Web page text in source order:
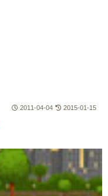
2011-04-04 2015-01-15